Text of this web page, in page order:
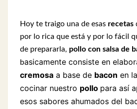
Hoy te traigo una de esas recetas
por lo rica que está y por lo fácil
de prepararla, pollo con salsa de
basicamente consiste en
cremosa a base de bacon en
cocinar nuestro pollo para así
esos sabores ahumados del